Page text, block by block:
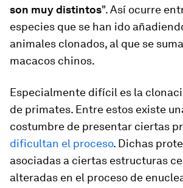
son muy distintos". Así ocurre
especies que se han ido
animales clonados, al que se
macacos chinos.
Especialmente difícil es la
de primates. Entre estos existe
costumbre de presentar ciertas
dificultan el proceso. Dichas
asociadas a ciertas estructuras
alteradas en el proceso de